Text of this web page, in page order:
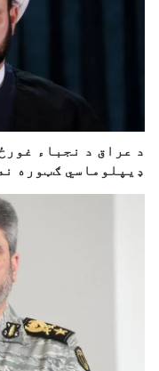
د عراق د نجباء
ډیپلوماسي ګټوره